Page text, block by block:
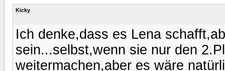
Kicky
Ich denke,dass es Lena
sein...selbst,wenn sie nur den
weitermachen,aber es wäre